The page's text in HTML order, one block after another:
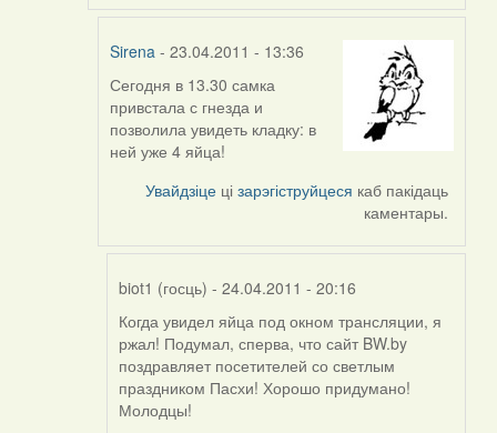
Sirena - 23.04.2011 - 13:36
In
reply
to
by
Сегодня в 13.30 самка
привстала с гнезда и
позволила увидеть кладку: в
ней уже 4 яйца!
Увайдзіце цізарэгіструйцеся каб пакідаць
каментары.
biot1 (госць) - 24.04.2011 - 20:16
In
reply
to
by
Sirena
Когда увидел яйца под окном трансляции, я
ржал! Подумал, сперва, что сайт BW.by
поздравляет посетителей со светлым
праздником Пасхи! Хорошо придумано!
Молодцы!